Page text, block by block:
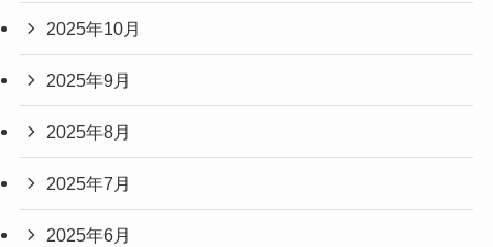
2025年10月
2025年9月
2025年8月
2025年7月
2025年6月